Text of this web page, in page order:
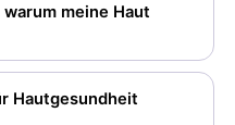
meine Haut
Hautgesundheit